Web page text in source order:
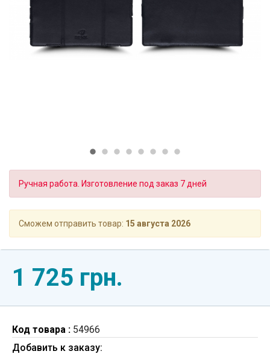
Ручная работа. Изготовление под заказ 7 дней
Сможем отправить товар: 15 августа 2026
1 725 грн.
Код товара : 54966
Добавить к заказу: